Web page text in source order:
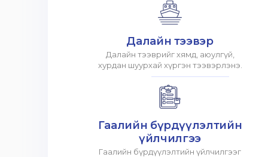
Далайн тээвэр
Далайн тээврийг хямд, аюулгүй,
хурдан шуурхай хүргэн тээвэрлэнэ.
Гаалийн бүрдүүлэлтийн
үйлчилгээ
Гаалийн бүрдүүлэлтийн үйлчилгээг